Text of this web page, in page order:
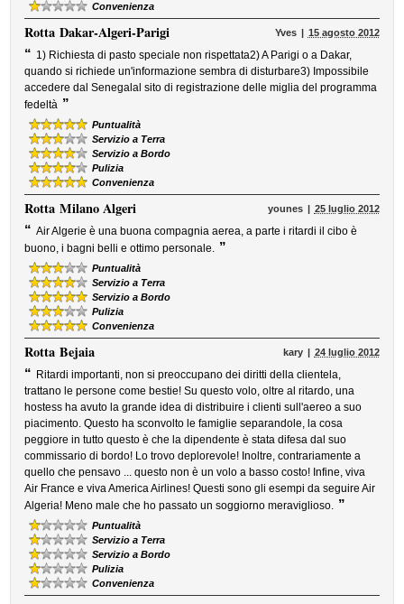
Convenienza
RottaDakar-Algeri-Parigi Yves 15 agosto 2012
“ 1) Richiesta di pasto speciale non rispettata2) A Parigi o a Dakar,
quando si richiede un'informazione sembra di disturbare3) Impossibile
accedere dal Senegalal sito di registrazione delle miglia del programma
fedeltà ”
Puntualità
Servizio a Terra
Servizio a Bordo
Pulizia
Convenienza
RottaMilano Algeri younes 25 luglio 2012
“ Air Algerie è una buona compagnia aerea, a parte i ritardi il cibo è
buono, i bagni belli e ottimo personale. ”
Puntualità
Servizio a Terra
Servizio a Bordo
Pulizia
Convenienza
RottaBejaia kary 24 luglio 2012
“ Ritardi importanti, non si preoccupano dei diritti della clientela,
trattano le persone come bestie! Su questo volo, oltre al ritardo, una
hostess ha avuto la grande idea di distribuire i clienti sull'aereo a suo
piacimento. Questo ha sconvolto le famiglie separandole, la cosa
peggiore in tutto questo è che la dipendente è stata difesa dal suo
commissario di bordo! Lo trovo deplorevole! Inoltre, contrariamente a
quello che pensavo ... questo non è un volo a basso costo! Infine, viva
Air France e viva America Airlines! Questi sono gli esempi da seguire Air
Algeria! Meno male che ho passato un soggiorno meraviglioso. ”
Puntualità
Servizio a Terra
Servizio a Bordo
Pulizia
Convenienza